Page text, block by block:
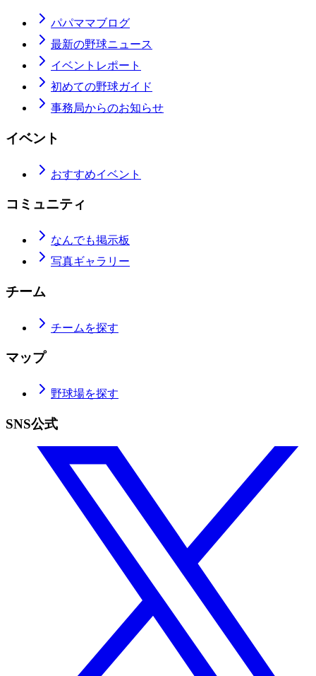
パパママブログ
最新の野球ニュース
イベントレポート
初めての野球ガイド
事務局からのお知らせ
イベント
おすすめイベント
コミュニティ
なんでも掲示板
写真ギャラリー
チーム
チームを探す
マップ
野球場を探す
SNS公式